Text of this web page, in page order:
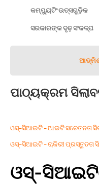
କମ୍ପ୍ୟୁଟିଂ ଉତ୍ସଗୁଡ଼ିକ
ସରକାରଙ୍କ ଦୃଢ଼ ସଂକଳ୍ପ
ପାଠ୍ୟକ୍ରମ
ଓସ୍-ସିଆଇଟି - ଆଇଟି ସଚେତନତା
ଓସ୍-ସିଆଇଟି - ଚାକିରୀ ପ୍ରସ୍ତୁତତା
ଓସ୍-